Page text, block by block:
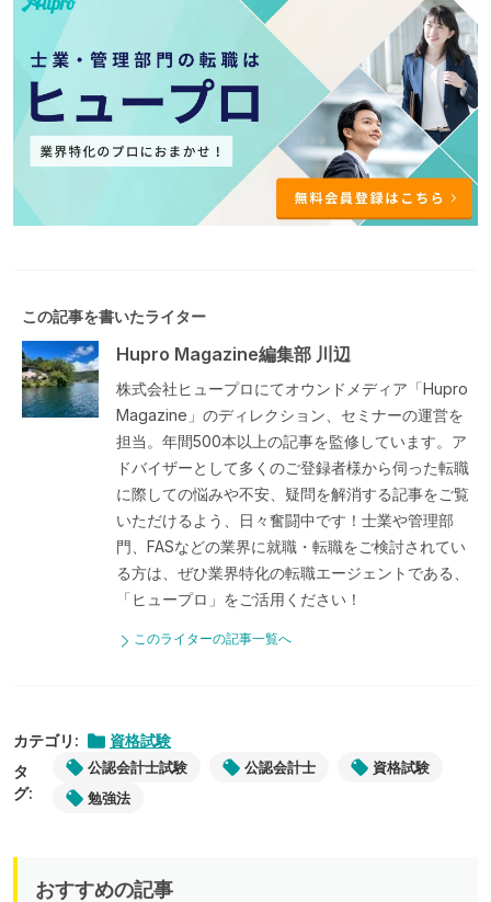
この記事を書いたライター
Hupro Magazine編集部 川辺
株式会社ヒュープロにてオウンドメディア「Hupro
Magazine」のディレクション、セミナーの運営を
担当。年間500本以上の記事を監修しています。ア
ドバイザーとして多くのご登録者様から伺った転職
に際しての悩みや不安、疑問を解消する記事をご覧
いただけるよう、日々奮闘中です！士業や管理部
門、FASなどの業界に就職・転職をご検討されてい
る方は、ぜひ業界特化の転職エージェントである、
「ヒュープロ」をご活用ください！
このライターの記事一覧へ
カテゴリ:
資格試験
タ
グ:
公認会計士試験 公認会計士
資格試験
勉強法
おすすめの記事